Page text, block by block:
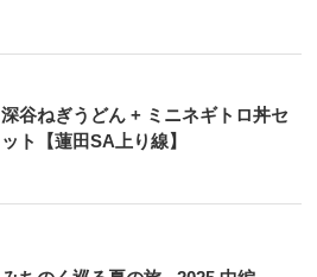
深谷ねぎうどん + ミニネギトロ丼セ
ット【蓮田SA上り線】